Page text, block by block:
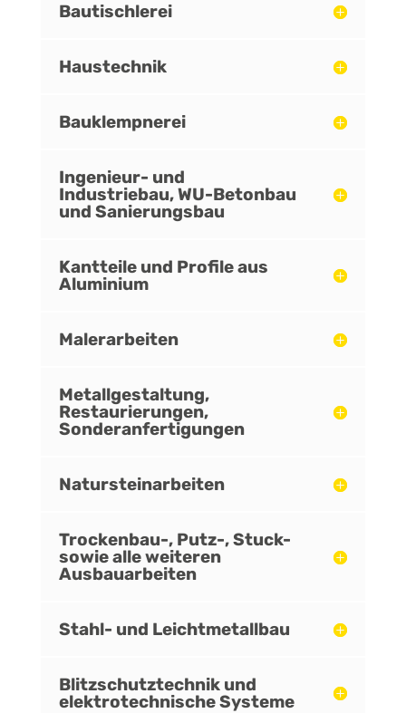
Bautischlerei
Haustechnik
Bauklempnerei
Ingenieur- und
Industriebau, WU-Betonbau
und Sanierungsbau
Kantteile und Profile aus
Aluminium
Malerarbeiten
Metallgestaltung,
Restaurierungen,
Sonderanfertigungen
Natursteinarbeiten
Trockenbau-, Putz-, Stuck-
sowie alle weiteren
Ausbauarbeiten
Stahl- und Leichtmetallbau
Blitzschutztechnik und
elektrotechnische Systeme